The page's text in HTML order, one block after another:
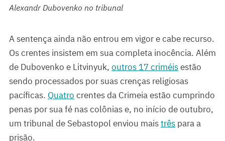
Alexandr Dubovenko no tribunal
A sentença ainda não entrou em vigor e cabe recurso.
Os crentes insistem em sua completa inocência. Além
de Dubovenko e Litvinyuk, outros 17 criméisestão
sendo processados por suas crenças religiosas
pacíficas. Quatro crentes da Crimeia estão cumprindo
penas por sua fé nas colônias e, no início de outubro,
um tribunal de Sebastopol enviou maistrês para a
prisão.